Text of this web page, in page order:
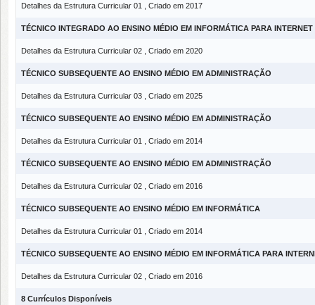
Detalhes da Estrutura Curricular 01 , Criado em 2017
TÉCNICO INTEGRADO AO ENSINO MÉDIO EM INFORMÁTICA PARA INTERNET
Detalhes da Estrutura Curricular 02 , Criado em 2020
TÉCNICO SUBSEQUENTE AO ENSINO MÉDIO EM ADMINISTRAÇÃO
Detalhes da Estrutura Curricular 03 , Criado em 2025
TÉCNICO SUBSEQUENTE AO ENSINO MÉDIO EM ADMINISTRAÇÃO
Detalhes da Estrutura Curricular 01 , Criado em 2014
TÉCNICO SUBSEQUENTE AO ENSINO MÉDIO EM ADMINISTRAÇÃO
Detalhes da Estrutura Curricular 02 , Criado em 2016
TÉCNICO SUBSEQUENTE AO ENSINO MÉDIO EM INFORMÁTICA
Detalhes da Estrutura Curricular 01 , Criado em 2014
TÉCNICO SUBSEQUENTE AO ENSINO MÉDIO EM INFORMÁTICA PARA
Detalhes da Estrutura Curricular 02 , Criado em 2016
8 Currículos Disponíveis